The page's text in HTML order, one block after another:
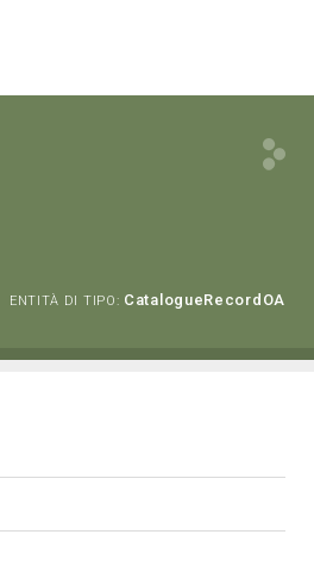
ENTITÀ DI TIPO: CatalogueRecordOA